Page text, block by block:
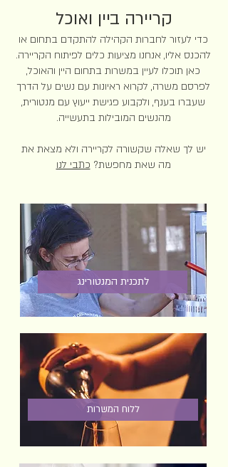
קריירה ביין ואוכל
כדי לעזור לחברות הקהילה להתקדם בתחום או
להכנס אליו, אנחנו מציעות כלים לפיתוח הקריירה.
כאן תוכלו לעיין במשרות בתחום היין והאוכל,
לפרסם משרה, לקרוא ראיונות עם נשים על הדרך
שעברו בענף, ולקבוע פגישת ייעוץ עם מנטורית,
מהנשים המובילות בתעשייה.
יש לך שאלה שקשורה לקריירה ולא מצאת את
מה שאת מחפשת? כתבי לנו
לתכנית המנטורינג
ללוח המשרות